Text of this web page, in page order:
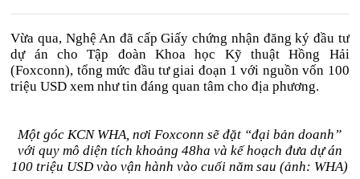
Vừa qua, Nghệ An đã cấp Giấy chứng nhận đăng ký đầu tư
dự án cho Tập đoàn Khoa học Kỹ thuật Hồng Hải
(Foxconn), tổng mức đầu tư giai đoạn 1 với nguồn vốn 100
triệu USD xem như tin đáng quan tâm cho địa phương.
Một góc KCN WHA, nơi Foxconn sẽ đặt “đại bản doanh”
với quy mô diện tích khoảng 48ha và kế hoạch đưa dự án
100 triệu USD vào vận hành vào cuối năm sau (ảnh: WHA)